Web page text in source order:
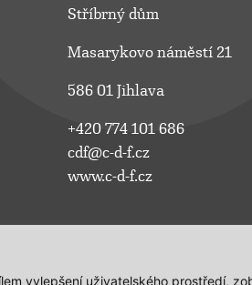
vylepšení uživatelského prostředí,
Stříbrný dům
Masarykovo náměstí 21
586 01 Jihlava
+420 774 101 686
cdf@c-d-f.cz
www.c-d-f.cz